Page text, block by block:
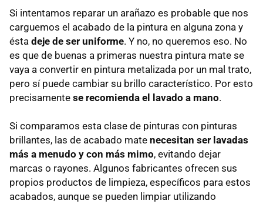
Si intentamos reparar un arañazo es probable que nos
carguemos el acabado de la pintura en alguna zona y
ésta deje de ser uniforme. Y no, no queremos eso. No
es que de buenas a primeras nuestra pintura mate se
vaya a convertir en pintura metalizada por un mal trato,
pero sí puede cambiar su brillo característico. Por esto
precisamente se recomienda el lavado a mano.
Si comparamos esta clase de pinturas con pinturas
brillantes, las de acabado mate necesitan ser lavadas
más a menudo y con más mimo, evitando dejar
marcas o rayones. Algunos fabricantes ofrecen sus
propios productos de limpieza, específicos para estos
acabados, aunque se pueden limpiar utilizando